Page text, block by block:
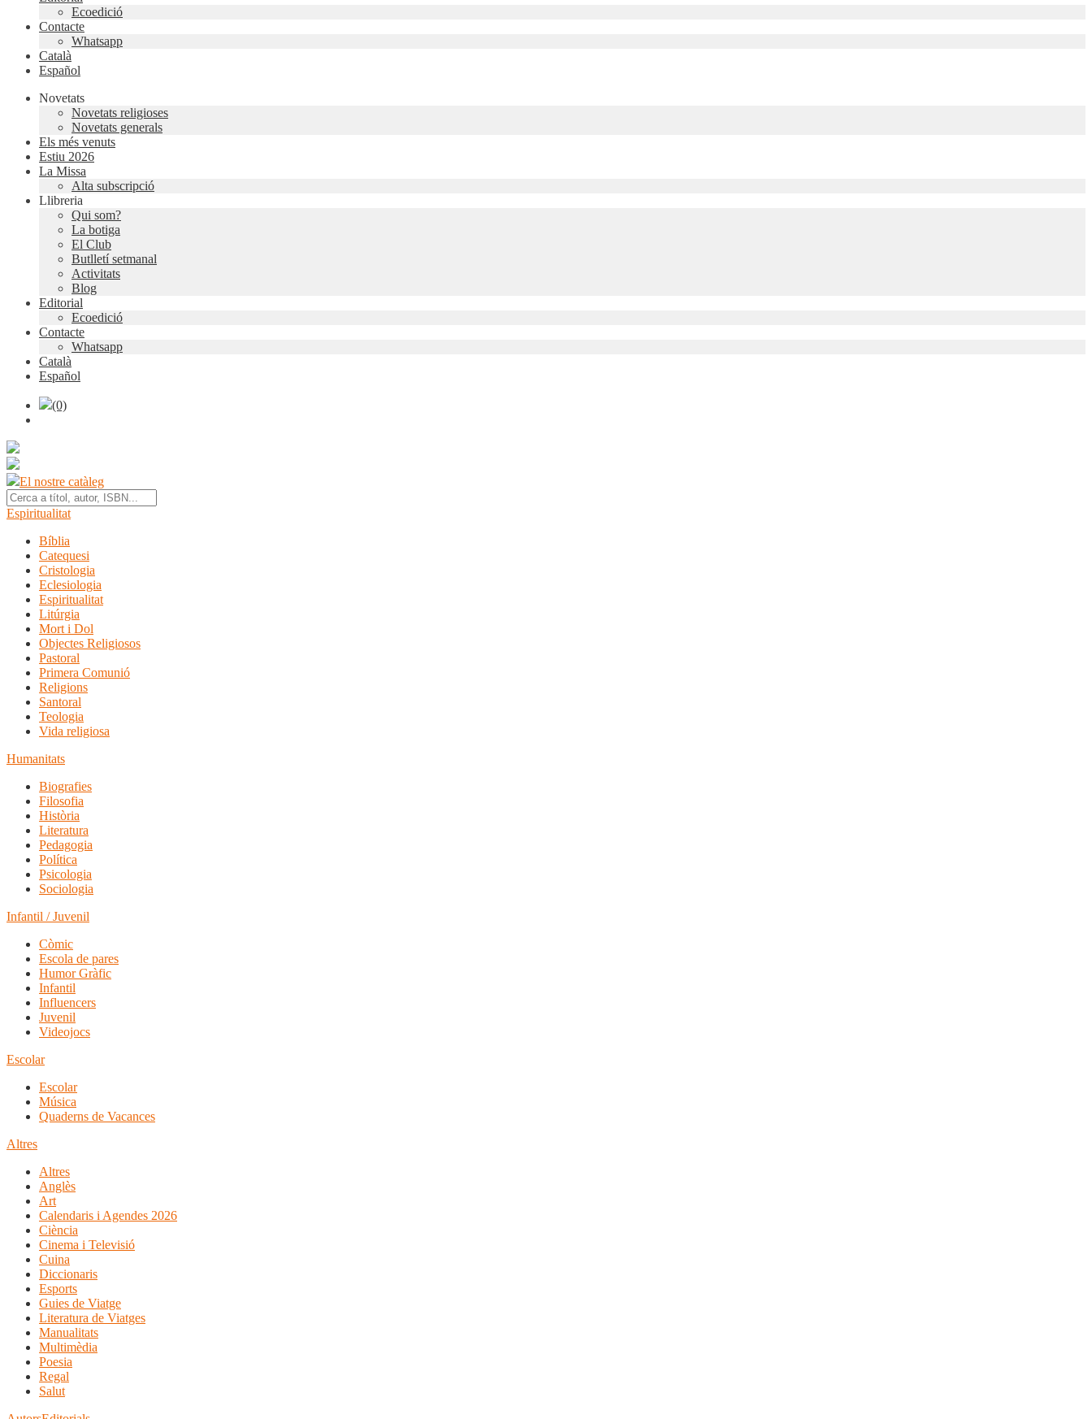
Ecoedició
Contacte
Whatsapp
Català
Español
Novetats
Novetats religioses
Novetats generals
Els més venuts
Estiu 2026
La Missa
Alta subscripció
Llibreria
Qui som?
La botiga
El Club
Butlletí setmanal
Activitats
Blog
Editorial
Ecoedició
Contacte
Whatsapp
Català
Español
(0)
El nostre catàleg
Espiritualitat
Bíblia
Catequesi
Cristologia
Eclesiologia
Espiritualitat
Litúrgia
Mort i Dol
Objectes Religiosos
Pastoral
Primera Comunió
Religions
Santoral
Teologia
Vida religiosa
Humanitats
Biografies
Filosofia
Història
Literatura
Pedagogia
Política
Psicologia
Sociologia
Infantil / Juvenil
Còmic
Escola de pares
Humor Gràfic
Infantil
Influencers
Juvenil
Videojocs
Escolar
Escolar
Música
Quaderns de Vacances
Altres
Altres
Anglès
Art
Calendaris i Agendes 2026
Ciència
Cinema i Televisió
Cuina
Diccionaris
Esports
Guies de Viatge
Literatura de Viatges
Manualitats
Multimèdia
Poesia
Regal
Salut